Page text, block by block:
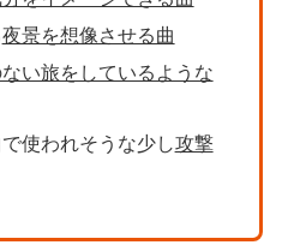
夜景を想像させる曲
い旅をしているような
使われそうな少し攻撃